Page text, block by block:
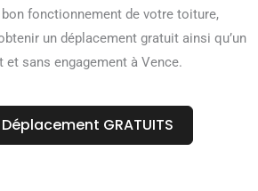
fonctionnement de votre toiture,
un déplacement gratuit ainsi qu’un
et sans engagement à Vence.
GRATUITS